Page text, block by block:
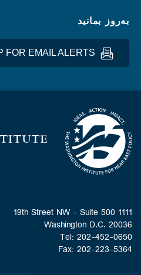
به‌روز بمانید
Homepage
1111 19th Street NW - Suite 500
Washington D.C. 20036
Tel: 202-452-0650
Fax: 202-223-5364